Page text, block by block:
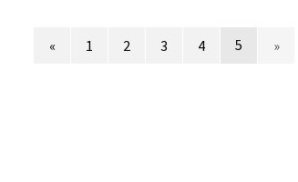
« 1 2 3 4 5 »